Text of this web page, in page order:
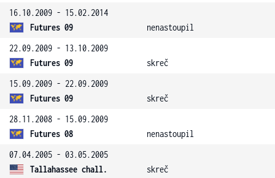
16.10.2009 - 15.02.2014
Futures 09
nenastoupil
22.09.2009 - 13.10.2009
Futures 09
skreč
15.09.2009 - 22.09.2009
Futures 09
skreč
28.11.2008 - 15.09.2009
Futures 08
nenastoupil
07.04.2005 - 03.05.2005
Tallahassee chall.
skreč